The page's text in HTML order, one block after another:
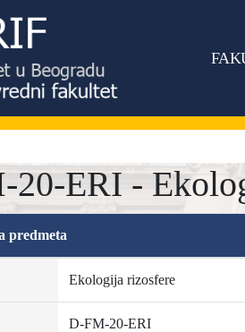
20-ERI -
predmeta
Ekologija rizosfere
D-FM-20-ERI